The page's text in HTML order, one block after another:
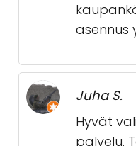
asennus
Juha S.
Hyvät
palvelu.